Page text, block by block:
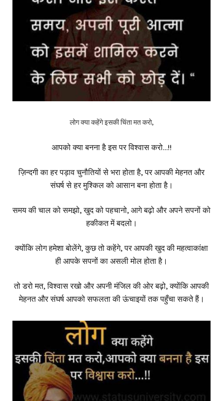
लोग क्या कहेंगे इसकी चिंता मत करो,
आपको क्या बनना है इस पर विश्वास करो…!!
ज़िन्दगी का हर पड़ाव चुनौतियों से भरा होता है, पर आपकी मेहनत और
संघर्ष से हर मुश्किल को आसान बना होता है।
समय की चाल को समझो, खुद को पहचानो, आगे बढ़ो और अपने सपनों को
हकीकत में बदलो।
क्योंकि लोग हमेशा बोलेंगे, कुछ तो कहेंगे, पर आपकी खुद की महत्वाकांक्षा
ही आपके सपनों का असली मोल होता है।
तो डरो मत, विश्वास रखो और अपनी मंजिल की ओर बढ़ो, क्योंकि आपकी
मेहनत और संघर्ष आपको सफलता की ऊंचाइयों तक पहुँचा सकते हैं।